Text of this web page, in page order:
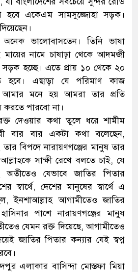
হবে একেএম সামসুজ্জোহা সড়ক।
ভালোবাসতেন। তিনি ভাষা
মায়ের নামে চাষাঢ়া থেকে আদমজী
সড়ক হচ্ছে। এতে প্রায় ১০ থেকে ২০
এছাড়া যে পরিমাণ কাজ
আমার মনে হয় আমরা তার প্রতি
করতে পারবো না।
দেওয়ার কথা তুলে ধরে শামীম
বার বার একটা কথা বলেছেন,
বিপদে নারায়ণগঞ্জের মানুষ তার
সাক্ষী রেখে বলতে চাই, যে
যেভাবে জাতির পিতার
স্বার্থে, দেশের মানুষের স্বার্থে এ
ইনশাআল্লাহ আগামীতেও জাতির
পাশে নারায়ণগঞ্জের মানুষ
যেমন রক্ত দিয়েছে, আগামীতেও
জাতির পিতার কন্যার যেই স্বপ্ন
এলাকার বাসিন্দা মোস্তফা মিয়া